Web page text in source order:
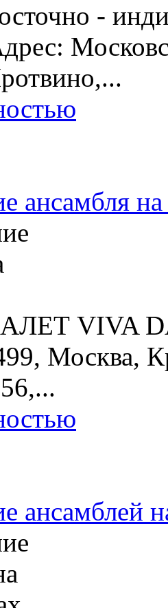
-
ансамбля на
VIVA
Москва,
ансамблей